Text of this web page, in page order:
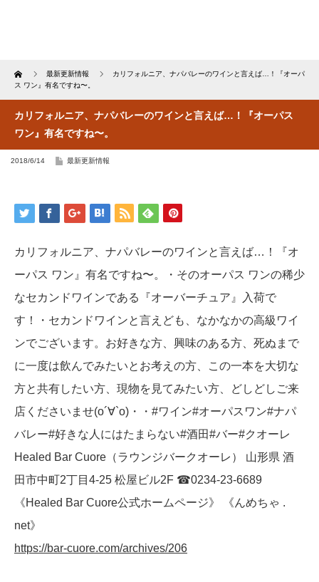
Home 最新更新情報
カリフォルニア、ナパバレーのワインと言えば…！『オーパ
ス ワン』有名ですね〜。
カリフォルニア、ナパバレーのワインと言えば…！『オーパス
ワン』有名ですね〜。
2018/6/14 最新更新情報
カリフォルニア、ナパバレーのワインと言えば…！『オ
ーパス ワン』有名ですね〜。・そのオーパス ワンの稀少
なセカンドワインである『オーバーチュア』入荷で
す！・セカンドワインと言えども、なかなかの高級ワイ
ンでございます。お好きな方、興味のある方、死ぬまで
に一度は飲んでみたいとお考えの方、この一本を大切な
方と共有したい方、現物を見てみたい方、どしどしご来
店くださいませ(о´∀`о)・・#ワイン#オーパスワン#ナパ
バレー#好きな人にはたまらない#酒田#バー#クオーレ
Healed Bar Cuore（ラウンジバークオーレ） 山形県 酒
田市中町2丁目4-25 松屋ビル2F ☎︎0234-23-6689
《Healed Bar Cuore公式ホームページ》 《んめちゃ .
net》
https://bar-cuore.com/archives/206